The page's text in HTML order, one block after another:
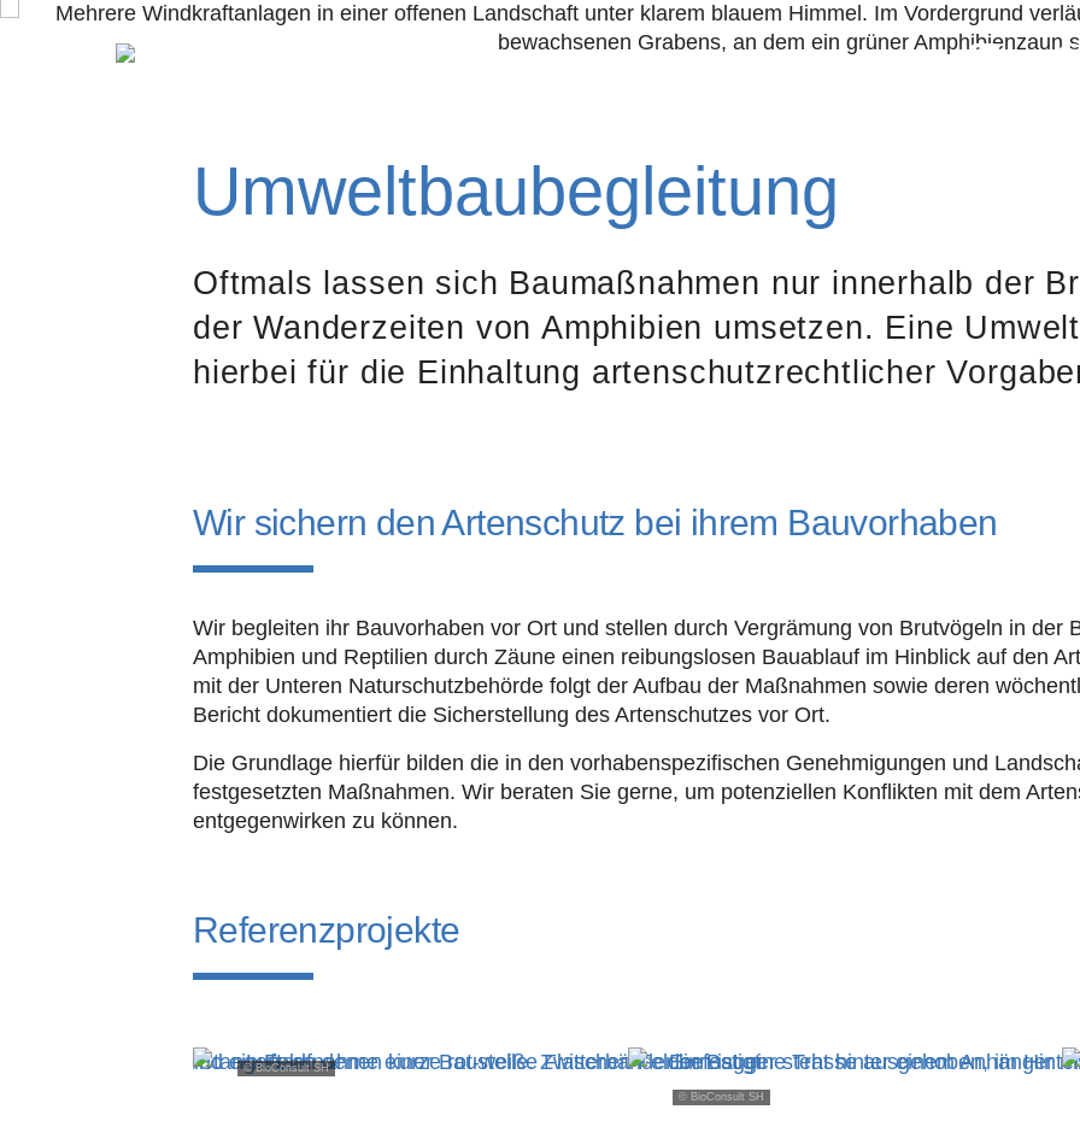
Umwelt­bau­be­gleit­ung
Oftmals lassen sich Baumaßnahmen nur innerhalb der
der Wanderzeiten von Amphibien umsetzen. Eine
hierbei für die Einhaltung artenschutzrechtlicher
Wir sichern den Artenschutz bei ihrem Bauvorhaben
Wir begleiten ihr Bauvorhaben vor Ort und stellen durch Vergrämung von Brutvögeln in der
Amphibien und Reptilien durch Zäune einen reibungslosen Bauablauf im Hinblick auf den
mit der Unteren Naturschutz­behörde folgt der Aufbau der Maßnahmen sowie deren
Bericht dokumentiert die Sicherstellung des Artenschutzes vor Ort.
Die Grundlage hierfür bilden die in den vorhaben­spezifischen Genehmigungen und
festgesetzten Maßnahmen. Wir beraten Sie gerne, um potenziellen Konflikten mit dem
entgegenwirken zu können.
Referenzprojekte
© BioConsult SH
© BioConsult SH